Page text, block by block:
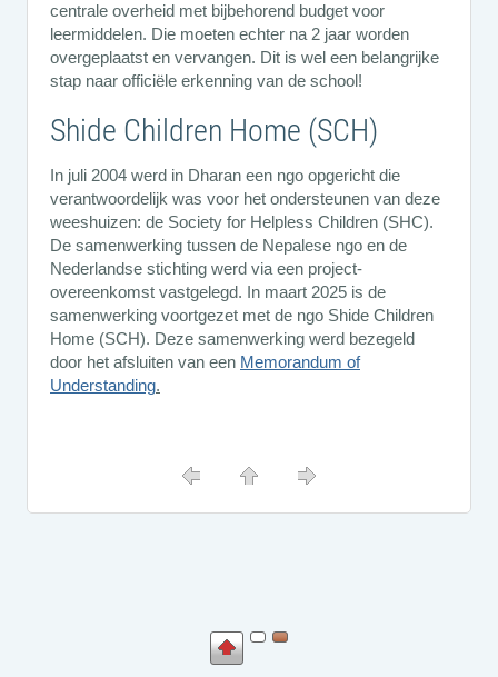
centrale overheid met bijbehorend budget voor
leermiddelen. Die moeten echter na 2 jaar worden
overgeplaatst en vervangen. Dit is wel een belangrijke
stap naar officiële erkenning van de school!
Shide Children Home (SCH)
In juli 2004 werd in Dharan een ngo opgericht die
verantwoordelijk was voor het ondersteunen van deze
weeshuizen: de Society for Helpless Children (SHC).
De samenwerking tussen de Nepalese ngo en de
Nederlandse stichting werd via een project-
overeenkomst vastgelegd. In maart 2025 is de
samenwerking voortgezet met de ngo Shide Children
Home (SCH). Deze samenwerking werd bezegeld
door het afsluiten van een Memorandum of
Understanding.